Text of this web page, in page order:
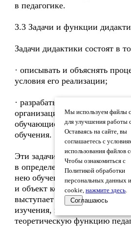
в педагогике.
3.3 Задачи и функции
Задачи дидактики состоят в
· описывать и объяснять
условия его реализации;
· разрабатывать более
организацию процесса
обучающие системы, новые
обучения.
Эти задачи, как уже
в определении предмета
нею обучение выступает как
и объект конструирования.
выступает для исследователя
изучения, когда он
теоретическую функцию
Мы используем файлы
для улучшения работы
Оставаясь на сайте, вы
соглашаетесь с
использования файлов
Чтобы ознакомиться с
Политикой обработки
персональных данных
cookie, нажмите здесь.
Соглашаюсь